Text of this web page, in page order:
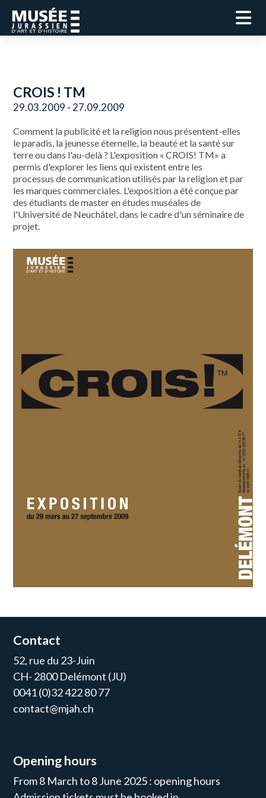
CROIS ! TM
29.03.2009 - 27.09.2009
Comment la publicité et la religion nous présentent-elles
le paradis, la jeunesse éternelle, la beauté et la santé sur
terre ou dans l'au-delà ? L'exposition « CROIS! TM» a
permis d'explorer les liens qui existent entre les
processus de communication utilisés par la religion et par
les marques commerciales. L'exposition a été conçue par
des étudiants de master en études muséales de
l'Université de Neuchâtel, dans le cadre d'un séminaire de
projet.
Contact
52, rue du 23-Juin
CH- 2800 Delémont (JU)
0041 (0)32 422 80 77
contact@mjah.ch
Opening hours
From 8 March to 8 June 2025 : opening hours